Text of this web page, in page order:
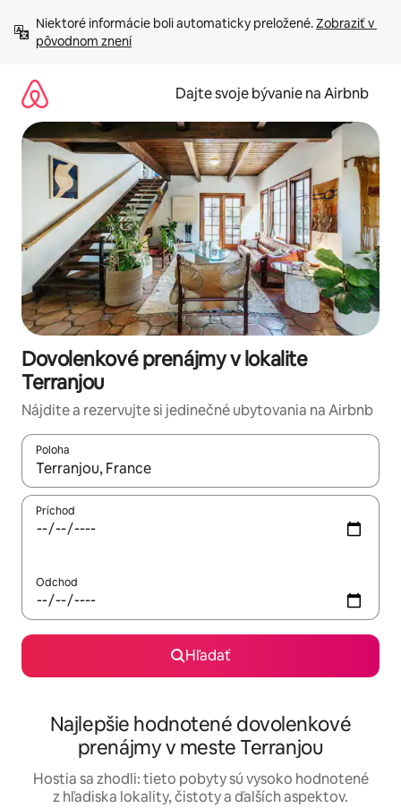
obsah.
Niektoré informácie boli automaticky preložené. Zobraziť v
pôvodnom znení
Dajte svoje bývanie na Airbnb
Dovolenkové prenájmy v lokalite
Terranjou
Nájdite a rezervujte si jedinečné ubytovania na Airbnb
Poloha
Keď budú výsledky k dispozícii, môžete si ich prechádzať
Príchod
Odchod
Hľadať
Najlepšie hodnotené dovolenkové
prenájmy v meste Terranjou
Hostia sa zhodli: tieto pobyty sú vysoko hodnotené
z hľadiska lokality, čistoty a ďalších aspektov.